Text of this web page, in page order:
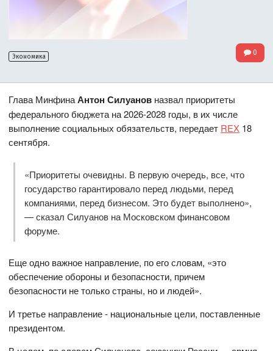
Экономика 0
Глава МинфинаАнтон Силуанов назвал приоритеты
федерального бюджета на 2026-2028 годы, в их числе
выполнение социальных обязательств, передает REX 18
сентября.
«Приоритеты очевидны. В первую очередь, все, что
государство гарантировало перед людьми, перед
компаниями, перед бизнесом. Это будет выполнено»,
— сказал Силуанов на Московском финансовом
форуме.
Еще одно важное направление, по его словам, «это
обеспечение обороны и безопасности, причем
безопасности не только страны, но и людей».
И третье направление - национальные цели, поставленные
президентом.